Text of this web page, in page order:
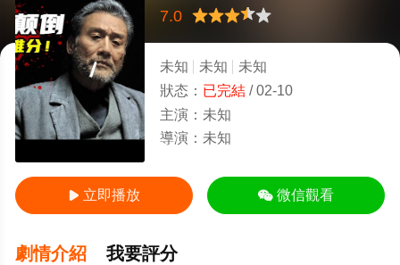
7.0
很差較差還行推薦力薦
未知 未知
未知
狀态： 已完結/02-10
主演： 未知
導演： 未知
 立即播放  微信觀看
劇情介紹 我要評分